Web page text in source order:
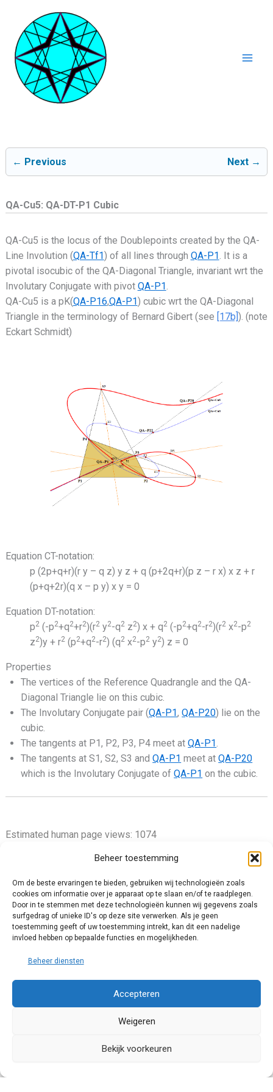
Beheer toestemming
Om de beste ervaringen te bieden, gebruiken wij technologieën zoals
cookies om informatie over je apparaat op te slaan en/of te raadplegen.
Door in te stemmen met deze technologieën kunnen wij gegevens zoals
surfgedrag of unieke ID's op deze site verwerken. Als je geen
toestemming geeft of uw toestemming intrekt, kan dit een nadelige
invloed hebben op bepaalde functies en mogelijkheden.
Beheer diensten
Accepteren
Weigeren
Bekijk voorkeuren
inhoud
← Previous Next →
QA-Cu5: QA-DT-P1 Cubic
QA-Cu5 is the locus of the Doublepoints created by the QA-
Line Involution (QA-Tf1 ) of all lines through QA-P1. It is a
pivotal isocubic of the QA-Diagonal Triangle, invariant wrt the
Involutary Conjugate with pivot QA-P1.
QA-Cu5 is a pK(QA-P16,QA-P1 ) cubic wrt the QA-Diagonal
Triangle in the terminology of Bernard Gibert (see [17b] ). (note
Eckart Schmidt)
Equation CT-notation:
p (2p+q+r)(r y – q z) y z + q (p+2q+r)(p z – r x) x z + r
(p+q+2r)(q x – p y) x y = 0
Equation DT-notation:
p2(-p2+q2+r2)(r2y2-q2z2) x + q2(-p2+q2-r2)(r2x2-p2
z2)y + r2(p2+q2-r2) (q2x2-p2y2) z = 0
Properties
The vertices of the Reference Quadrangle and the QA-
Diagonal Triangle lie on this cubic.
The Involutary Conjugate pair (QA-P1,QA-P20) lie on the
cubic.
The tangents at P1, P2, P3, P4 meet atQA-P1.
The tangents at S1, S2, S3 andQA-P1 meet atQA-P20
which is the Involutary Conjugate ofQA-P1 on the cubic.
Estimated human page views: 1074
Privacy Policy
Cookie Policy (EU)
Impressum